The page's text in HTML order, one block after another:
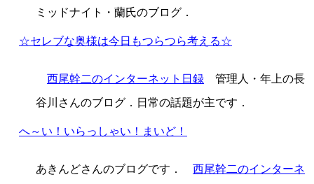
ミッドナイト・蘭氏のブログ．
☆セレブな奥様は今日もつらつら考える☆
西尾幹二のインターネット日録
管理人・年上の長
谷川さんのブログ．日常の話題が主です．
へ～い！いらっしゃい！まいど！
あきんどさんのブログです． 西尾幹二のインターネ